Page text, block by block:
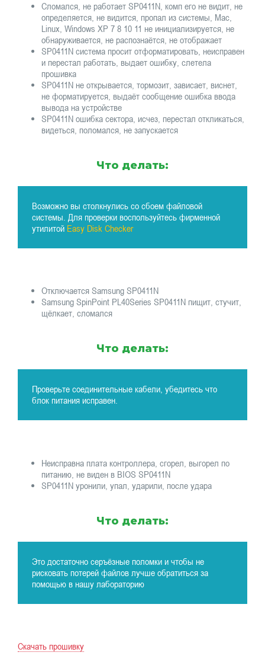
Сломался, не работает SP0411N, комп его не видит, не
определяется, не видится, пропал из системы, Mac,
Linux, Windows XP 7 8 10 11 не инициализируется, не
обнаруживается, не распознаётся, не отображает
SP0411N система просит отформатировать, неисправен
и перестал работать, выдает ошибку, слетела
прошивка
SP0411N не открывается, тормозит, зависает, виснет,
не форматируется, выдаёт сообщение ошибка ввода
вывода на устройстве
SP0411N ошибка сектора, исчез, перестал откликаться,
видеться, поломался, не запускается
Что делать:
Возможно вы столкнулись со сбоем файловой
системы. Для проверки воспользуйтесь фирменной
утилитой Easy Disk Checker
Отключается Samsung SP0411N
Samsung SpinPoint PL40Series SP0411N пищит, стучит,
щёлкает, сломался
Что делать:
Проверьте соединительные кабели, убедитесь что
блок питания исправен.
Неисправна плата контроллера, сгорел, выгорел по
питанию, не виден в BIOS SP0411N
SP0411N уронили, упал, ударили, после удара
Что делать:
Это достаточно серъёзные поломки и чтобы не
рисковать потерей файлов лучше обратиться за
помощью в нашу лабораторию
Скачать прошивку